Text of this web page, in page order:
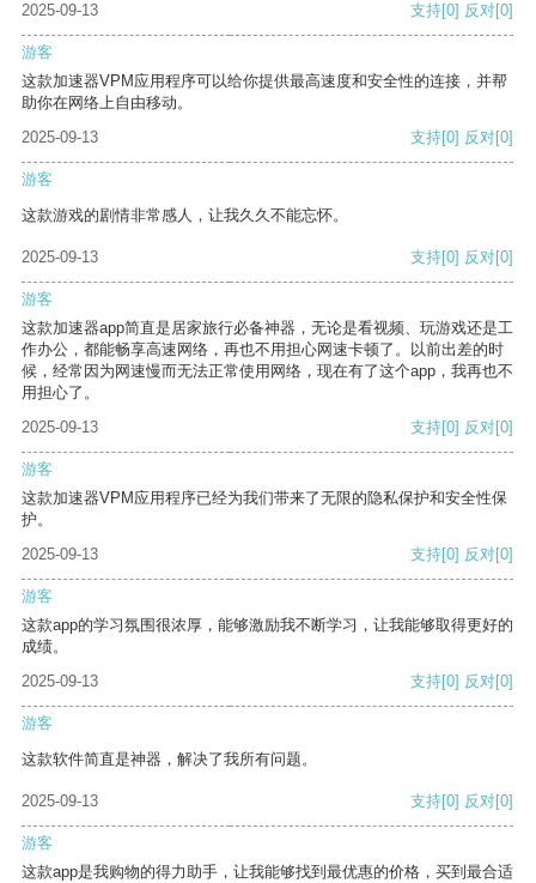
2025-09-13 支持[0] 反对[0]
游客
这款加速器VPM应用程序可以给你提供最高速度和安全性的连接，并帮
助你在网络上自由移动。
2025-09-13
支持[0] 反对[0]
游客
这款游戏的剧情非常感人，让我久久不能忘怀。
2025-09-13 支持[0] 反对[0]
游客
这款加速器app简直是居家旅行必备神器，无论是看视频、玩游戏还是工
作办公，都能畅享高速网络，再也不用担心网速卡顿了。以前出差的时
候，经常因为网速慢而无法正常使用网络，现在有了这个app，我再也不
用担心了。
2025-09-13
支持[0] 反对[0]
游客
这款加速器VPM应用程序已经为我们带来了无限的隐私保护和安全性保
护。
2025-09-13
支持[0] 反对[0]
游客
这款app的学习氛围很浓厚，能够激励我不断学习，让我能够取得更好的
成绩。
2025-09-13
支持[0] 反对[0]
游客
这款软件简直是神器，解决了我所有问题。
2025-09-13 支持[0] 反对[0]
游客
这款app是我购物的得力助手，让我能够找到最优惠的价格，买到最合适